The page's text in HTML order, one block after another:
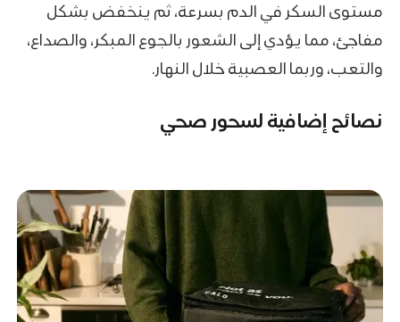
مستوى السكر في الدم بسرعة، ثم ينخفض بشكل
مفاجئ، مما يؤدي إلى الشعور بالجوع المبكر، والصداع،
والتعب، وربما العصبية خلال النهار.
نصائح إضافية لسحور صحي